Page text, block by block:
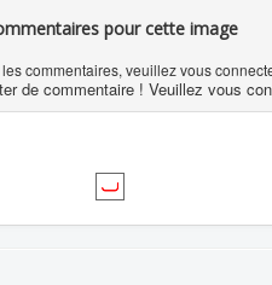
pour cette image
commentaires, veuillez vous
de commentaire ! Veuillez vous